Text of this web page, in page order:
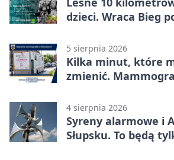
dzieci. Wraca Bieg
5 sierpnia 2026
Kilka minut, które
zmienić.
4 sierpnia 2026
Syreny alarmowe i
Słupsku. To będą